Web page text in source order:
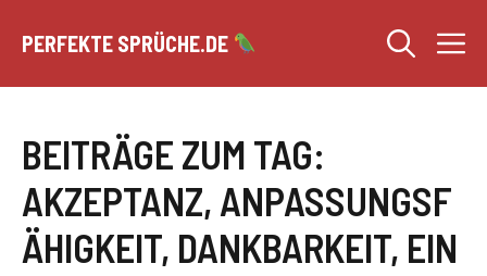
Inhalt
PERFEKTE SPRÜCHE.DE
BEITRÄGE ZUM TAG:
AKZEPTANZ, ANPASSUNGSF
ÄHIGKEIT, DANKBARKEIT, EIN